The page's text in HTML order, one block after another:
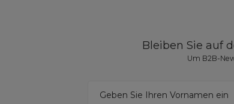
Bleiben Sie auf
Um B2B-
Geben Sie Ihren Vornamen ein